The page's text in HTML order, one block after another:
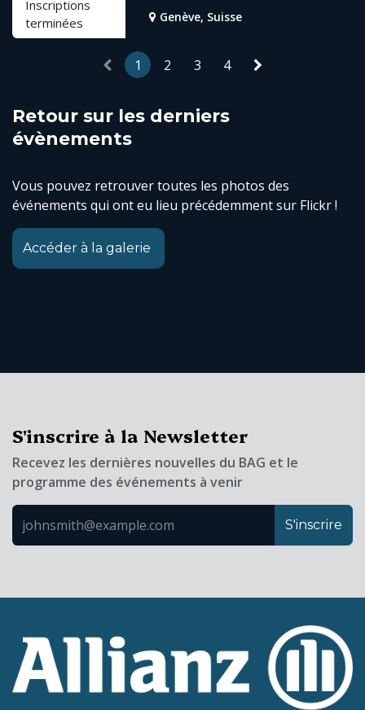
Inscriptions
terminées
Genève, Suisse
1 2 3 4
Retour sur les derniers
évènements
Vous pouvez retrouver toutes les photos des
événements qui ont eu lieu précédemment sur Flickr !
Accéder à la galerie
S'inscrire à la Newsletter
Recevez les dernières nouvelles du BAG et le
programme des événements à venir
S'inscrire